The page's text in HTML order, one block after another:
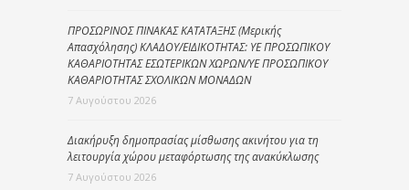
ΠΡΟΣΩΡΙΝΟΣ ΠΙΝΑΚΑΣ ΚΑΤΑΤΑΞΗΣ (Μερικής
Απασχόλησης) ΚΛΑΔΟΥ/ΕΙΔΙΚΟΤΗΤΑΣ: ΥΕ ΠΡΟΣΩΠΙΚΟΥ
ΚΑΘΑΡΙΟΤΗΤΑΣ ΕΣΩΤΕΡΙΚΩΝ ΧΩΡΩΝ/ΥΕ ΠΡΟΣΩΠΙΚΟΥ
ΚΑΘΑΡΙΟΤΗΤΑΣ ΣΧΟΛΙΚΩΝ ΜΟΝΑΔΩΝ
7 Αυγούστου 2026
Διακήρυξη δημοπρασίας μίσθωσης ακινήτου για τη
λειτουργία χώρου μεταφόρτωσης της ανακύκλωσης
7 Αυγούστου 2026